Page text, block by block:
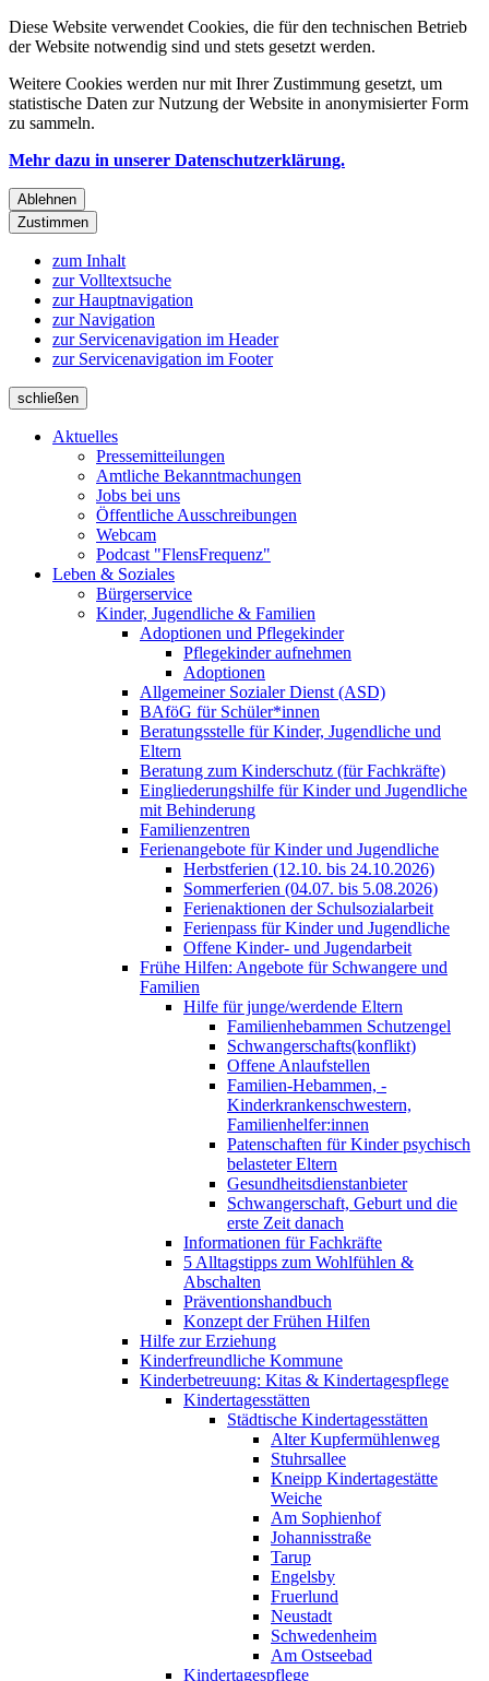
Diese Website verwendet Cookies, die für den technischen Betrieb
der Website notwendig sind und stets gesetzt werden.
Weitere Cookies werden nur mit Ihrer Zustimmung gesetzt, um
statistische Daten zur Nutzung der Website in anonymisierter Form
zu sammeln.
Mehr dazu in unserer Datenschutzerklärung.
Ablehnen
Zustimmen
zum Inhalt
zur Volltextsuche
zur Hauptnavigation
zur Navigation
zur Servicenavigation im Header
zur Servicenavigation im Footer
schließen
Aktuelles
Pressemitteilungen
Amtliche Bekanntmachungen
Jobs bei uns
Öffentliche Ausschreibungen
Webcam
Podcast "FlensFrequenz"
Leben & Soziales
Bürgerservice
Kinder, Jugendliche & Familien
Adoptionen und Pflegekinder
Pflegekinder aufnehmen
Adoptionen
Allgemeiner Sozialer Dienst (ASD)
BAföG für Schüler*innen
Beratungsstelle für Kinder, Jugendliche und
Eltern
Beratung zum Kinderschutz (für Fachkräfte)
Eingliederungshilfe für Kinder und Jugendliche
mit Behinderung
Familienzentren
Ferienangebote für Kinder und Jugendliche
Herbstferien (12.10. bis 24.10.2026)
Sommerferien (04.07. bis 5.08.2026)
Ferienaktionen der Schulsozialarbeit
Ferienpass für Kinder und Jugendliche
Offene Kinder- und Jugendarbeit
Frühe Hilfen: Angebote für Schwangere und
Familien
Hilfe für junge/werdende Eltern
Familienhebammen Schutzengel
Schwangerschafts(konflikt)
Offene Anlaufstellen
Familien-Hebammen, -
Kinderkrankenschwestern,
Familienhelfer:innen
Patenschaften für Kinder psychisch
belasteter Eltern
Gesundheitsdienstanbieter
Schwangerschaft, Geburt und die
erste Zeit danach
Informationen für Fachkräfte
5 Alltagstipps zum Wohlfühlen &
Abschalten
Präventionshandbuch
Konzept der Frühen Hilfen
Hilfe zur Erziehung
Kinderfreundliche Kommune
Kinderbetreuung: Kitas & Kindertagespflege
Kindertagesstätten
Städtische Kindertagesstätten
Alter Kupfermühlenweg
Stuhrsallee
Kneipp Kindertagestätte
Weiche
Am Sophienhof
Johannisstraße
Tarup
Engelsby
Fruerlund
Neustadt
Schwedenheim
Am Ostseebad
Kindertagespflege